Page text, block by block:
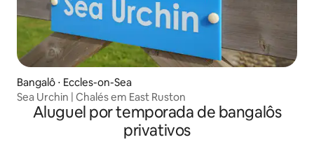
Bangalô ⋅ Eccles-on-Sea
Sea Urchin | Chalés em East Ruston
Aluguel por temporada de bangalôs
privativos